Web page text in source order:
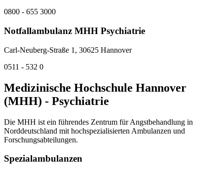
0800 - 655 3000
Notfallambulanz MHH Psychiatrie
Carl-Neuberg-Straße 1, 30625 Hannover
0511 - 532 0
Medizinische Hochschule Hannover
(MHH) - Psychiatrie
Die MHH ist ein führendes Zentrum für Angstbehandlung in
Norddeutschland mit hochspezialisierten Ambulanzen und
Forschungsabteilungen.
Spezialambulanzen